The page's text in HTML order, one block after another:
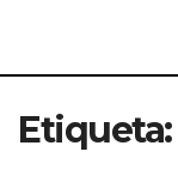
Etiqueta: